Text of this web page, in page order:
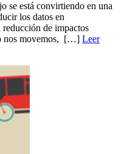
se está convirtiendo en una
los datos en
de impactos
nos movemos, […] Leer